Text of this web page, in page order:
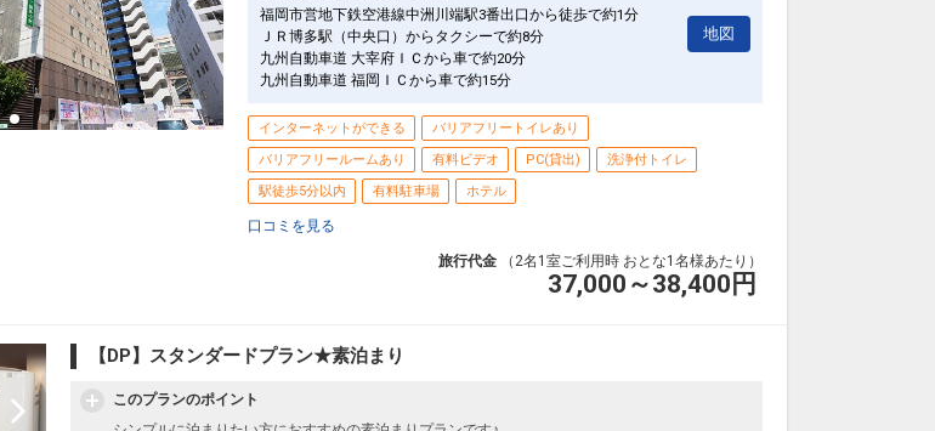
福岡市営地下鉄空港線中洲川端駅3番出口から徒歩で約1分
ＪＲ博多駅（中央口）からタクシーで約8分
九州自動車道 大宰府ＩＣから車で約20分
九州自動車道 福岡ＩＣから車で約15分
地図
インターネットができる
バリアフリートイレあり
バリアフリールームあり
有料ビデオ PC(貸出)
洗浄付トイレ
駅徒歩5分以内
有料駐車場 ホテル
口コミを見る
旅行代金 （2名1室ご利用時 おとな1名様あたり）
37,000～38,400 円
【DP】スタンダードプラン★素泊まり
このプランのポイント